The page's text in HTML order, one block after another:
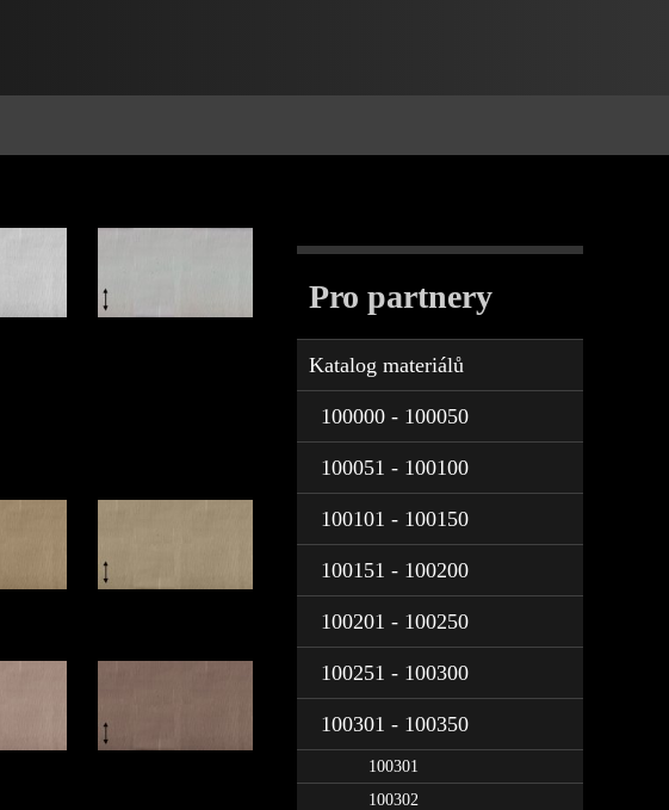
Pro partnery
Katalog materiálů
100000 - 100050
100051 - 100100
100101 - 100150
100151 - 100200
100201 - 100250
100251 - 100300
100301 - 100350
100301
100302